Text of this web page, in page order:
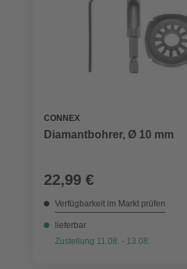
CONNEX
Diamantbohrer, Ø 10 mm
22,99 €
Verfügbarkeit im Markt prüfen
lieferbar
Zustellung 11.08. - 13.08.